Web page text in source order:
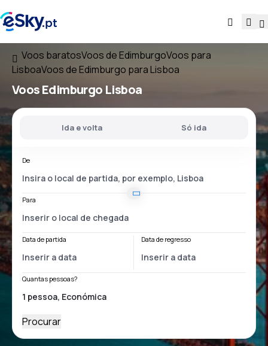
Voos baratosVoos de EdimburgoVoos para
LisboaVoos de Edimburgo para Lisboa
VoosEdimburgo Lisboa
Ida e volta Só ida
De
Para
Data de partida Data de regresso
Quantas pessoas?
Procurar